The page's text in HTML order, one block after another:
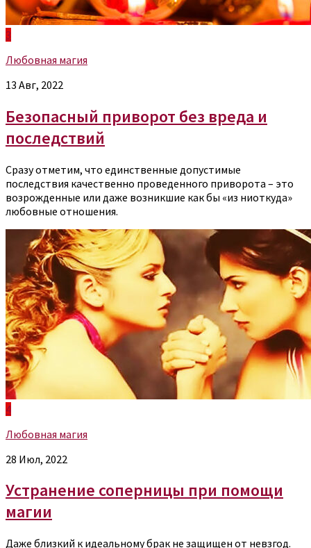
3
Любовная магия
13 Авг, 2022
Безопасный приворот без вреда и
последствий
Сразу отметим, что единственные допустимые
последствия качественно проведенного приворота – это
возрожденные или даже возникшие как бы «из ниоткуда»
любовные отношения.
4
Любовная магия
28 Июл, 2022
Устранение соперницы при помощи
магии
Даже близкий к идеальному брак не защищен от невзгод.